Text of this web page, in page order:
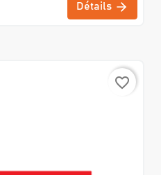
Détails
favorite_border